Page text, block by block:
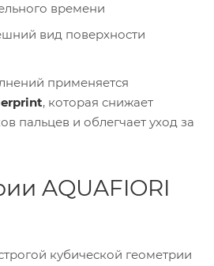
времени
вид поверхности
применяется
, которая снижает
пальцев и облегчает уход за
AQUAFIORI
кубической геометрии